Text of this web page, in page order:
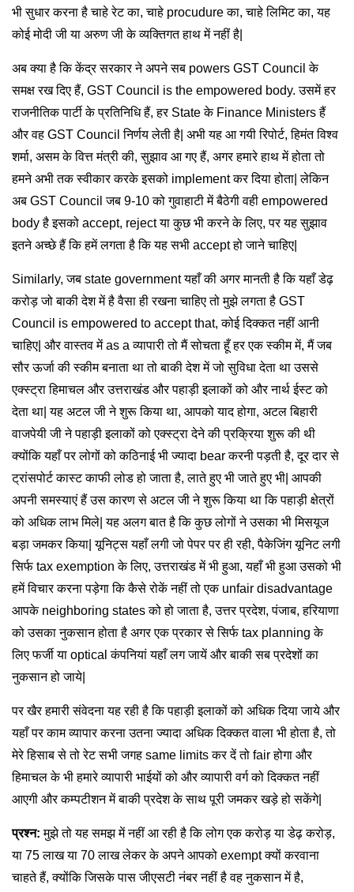
भी सुधार करना है चाहे रेट का, चाहे procudure का, चाहे लिमिट का, यह
कोई मोदी जी या अरुण जी के व्यक्तिगत हाथ में नहीं है|
अब क्या है कि केंद्र सरकार ने अपने सब powers GST Council के
समक्ष रख दिए हैं, GST Council is the empowered body. उसमें हर
राजनीतिक पार्टी के प्रतिनिधि हैं, हर State के Finance Ministers हैं
और वह GST Council निर्णय लेती है| अभी यह आ गयी रिपोर्ट, हिमंत विश्व
शर्मा, असम के वित्त मंत्री की, सुझाव आ गए हैं, अगर हमारे हाथ में होता तो
हमने अभी तक स्वीकार करके इसको implement कर दिया होता| लेकिन
अब GST Council जब 9-10 को गुवाहाटी में बैठेगी वही empowered
body है इसको accept, reject या कुछ भी करने के लिए, पर यह सुझाव
इतने अच्छे हैं कि हमें लगता है कि यह सभी accept हो जाने चाहिए|
Similarly, जब state government यहाँ की अगर मानती है कि यहाँ डेढ़
करोड़ जो बाकी देश में है वैसा ही रखना चाहिए तो मुझे लगता है GST
Council is empowered to accept that, कोई दिक्कत नहीं आनी
चाहिए| और वास्तव में as a व्यापारी तो मैं सोचता हूँ हर एक स्कीम में, मैं जब
सौर ऊर्जा की स्कीम बनाता था तो बाकी देश में जो सुविधा देता था उससे
एक्स्ट्रा हिमाचल और उत्तराखंड और पहाड़ी इलाकों को और नार्थ ईस्ट को
देता था| यह अटल जी ने शुरू किया था, आपको याद होगा, अटल बिहारी
वाजपेयी जी ने पहाड़ी इलाकों को एक्स्ट्रा देने की प्रक्रिया शुरू की थी
क्योंकि यहाँ पर लोगों को कठिनाई भी ज्यादा bear करनी पड़ती है, दूर दार से
ट्रांसपोर्ट कास्ट काफी लोड हो जाता है, लाते हुए भी जाते हुए भी| आपकी
अपनी समस्याएं हैं उस कारण से अटल जी ने शुरू किया था कि पहाड़ी क्षेत्रों
को अधिक लाभ मिले| यह अलग बात है कि कुछ लोगों ने उसका भी मिसयूज
बड़ा जमकर किया| यूनिट्स यहाँ लगी जो पेपर पर ही रही, पैकेजिंग यूनिट लगी
सिर्फ tax exemption के लिए, उत्तराखंड में भी हुआ, यहाँ भी हुआ उसको भी
हमें विचार करना पड़ेगा कि कैसे रोकें नहीं तो एक unfair disadvantage
आपके neighboring states को हो जाता है, उत्तर प्रदेश, पंजाब, हरियाणा
को उसका नुकसान होता है अगर एक प्रकार से सिर्फ tax planning के
लिए फर्जी या optical कंपनियां यहाँ लग जायें और बाकी सब प्रदेशों का
नुकसान हो जाये|
पर खैर हमारी संवेदना यह रही है कि पहाड़ी इलाकों को अधिक दिया जाये और
यहाँ पर काम व्यापार करना उतना ज्यादा अधिक दिक्कत वाला भी होता है, तो
मेरे हिसाब से तो रेट सभी जगह same limits कर दें तो fair होगा और
हिमाचल के भी हमारे व्यापारी भाईयों को और व्यापारी वर्ग को दिक्कत नहीं
आएगी और कम्पटीशन में बाकी प्रदेश के साथ पूरी जमकर खड़े हो सकेंगे|
प्रश्न: मुझे तो यह समझ में नहीं आ रही है कि लोग एक करोड़ या डेढ़ करोड़,
या 75 लाख या 70 लाख लेकर के अपने आपको exempt क्यों करवाना
चाहते हैं, क्योंकि जिसके पास जीएसटी नंबर नहीं है वह नुकसान में है,